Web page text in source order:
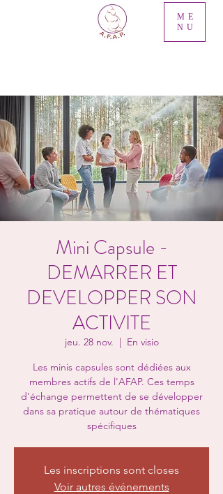
ME
NU
Mini Capsule -
DEMARRER ET
DEVELOPPER SON
ACTIVITE
jeu. 28 nov.
  |
En visio
Les minis capsules sont dédiées aux
membres actifs de l'AFAP. Ces temps
d'échange permettent de se développer
dans sa pratique autour de thématiques
spécifiques
Les inscriptions sont closes
Voir autres événements